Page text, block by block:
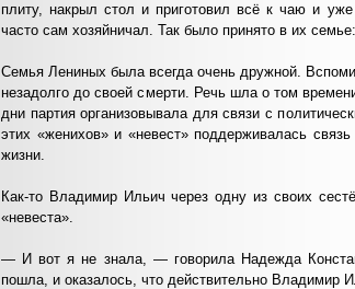
плиту, накрыл стол и приготовил всё к чаю и
часто сам хозяйничал. Так было принято в их
Семья Лениных была всегда очень дружной.
незадолго до своей смерти. Речь шла о том
дни партия организовывала для связи с
этих «женихов» и «невест» поддерживалась
жизни.
Как-то Владимир Ильич через одну из своих
«невеста».
— И вот я не знала, — говорила Надежда
пошла, и оказалось, что действительно Владимир